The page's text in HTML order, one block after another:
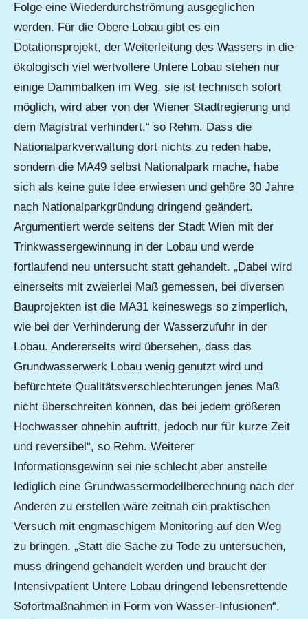
Folge eine Wiederdurchströmung ausgeglichen
werden. Für die Obere Lobau gibt es ein
Dotationsprojekt, der Weiterleitung des Wassers in die
ökologisch viel wertvollere Untere Lobau stehen nur
einige Dammbalken im Weg, sie ist technisch sofort
möglich, wird aber von der Wiener Stadtregierung und
dem Magistrat verhindert,“ so Rehm. Dass die
Nationalparkverwaltung dort nichts zu reden habe,
sondern die MA49 selbst Nationalpark mache, habe
sich als keine gute Idee erwiesen und gehöre 30 Jahre
nach Nationalparkgründung dringend geändert.
Argumentiert werde seitens der Stadt Wien mit der
Trinkwassergewinnung in der Lobau und werde
fortlaufend neu untersucht statt gehandelt. „Dabei wird
einerseits mit zweierlei Maß gemessen, bei diversen
Bauprojekten ist die MA31 keineswegs so zimperlich,
wie bei der Verhinderung der Wasserzufuhr in der
Lobau. Andererseits wird übersehen, dass das
Grundwasserwerk Lobau wenig genutzt wird und
befürchtete Qualitätsverschlechterungen jenes Maß
nicht überschreiten können, das bei jedem größeren
Hochwasser ohnehin auftritt, jedoch nur für kurze Zeit
und reversibel“, so Rehm. Weiterer
Informationsgewinn sei nie schlecht aber anstelle
lediglich eine Grundwassermodellberechnung nach der
Anderen zu erstellen wäre zeitnah ein praktischen
Versuch mit engmaschigem Monitoring auf den Weg
zu bringen. „Statt die Sache zu Tode zu untersuchen,
muss dringend gehandelt werden und braucht der
Intensivpatient Untere Lobau dringend lebensrettende
Sofortmaßnahmen in Form von Wasser-Infusionen“,